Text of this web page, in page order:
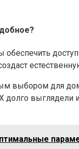
обеспечить
выбором для